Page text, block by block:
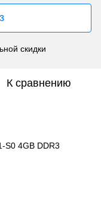
скидки
К сравнению
S0 4GB DDR3